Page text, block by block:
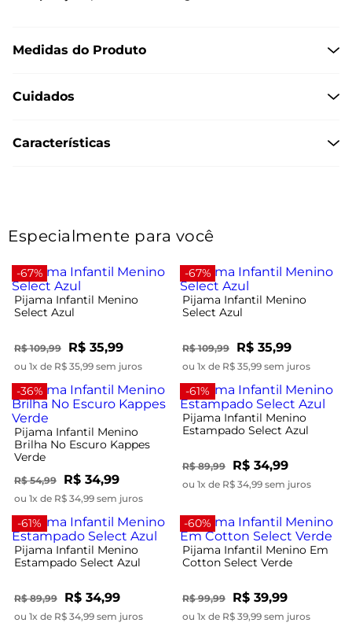
Medidas do Produto
Cuidados
Características
Especialmente para você
-67%
Pijama Infantil Menino
Select Azul
R$ 109,99 R$ 35,99
ou 1x de R$ 35,99 sem juros
-67%
Pijama Infantil Menino
Select Azul
R$ 109,99 R$ 35,99
ou 1x de R$ 35,99 sem juros
-36%
Pijama Infantil Menino
Brilha No Escuro Kappes
Verde
R$ 54,99 R$ 34,99
ou 1x de R$ 34,99 sem juros
-61%
Pijama Infantil Menino
Estampado Select Azul
R$ 89,99 R$ 34,99
ou 1x de R$ 34,99 sem juros
-61%
Pijama Infantil Menino
Estampado Select Azul
R$ 89,99 R$ 34,99
ou 1x de R$ 34,99 sem juros
-60%
Pijama Infantil Menino Em
Cotton Select Verde
R$ 99,99 R$ 39,99
ou 1x de R$ 39,99 sem juros